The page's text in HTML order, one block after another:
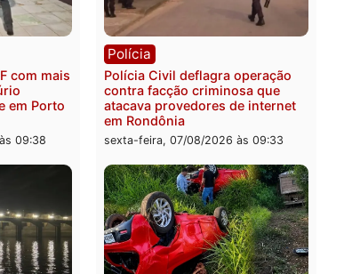
pastor de
Federal
2026 às 18:36
documentos que
transparência e legalidade
sexta-feira, 07/08/2026 às
Polícia